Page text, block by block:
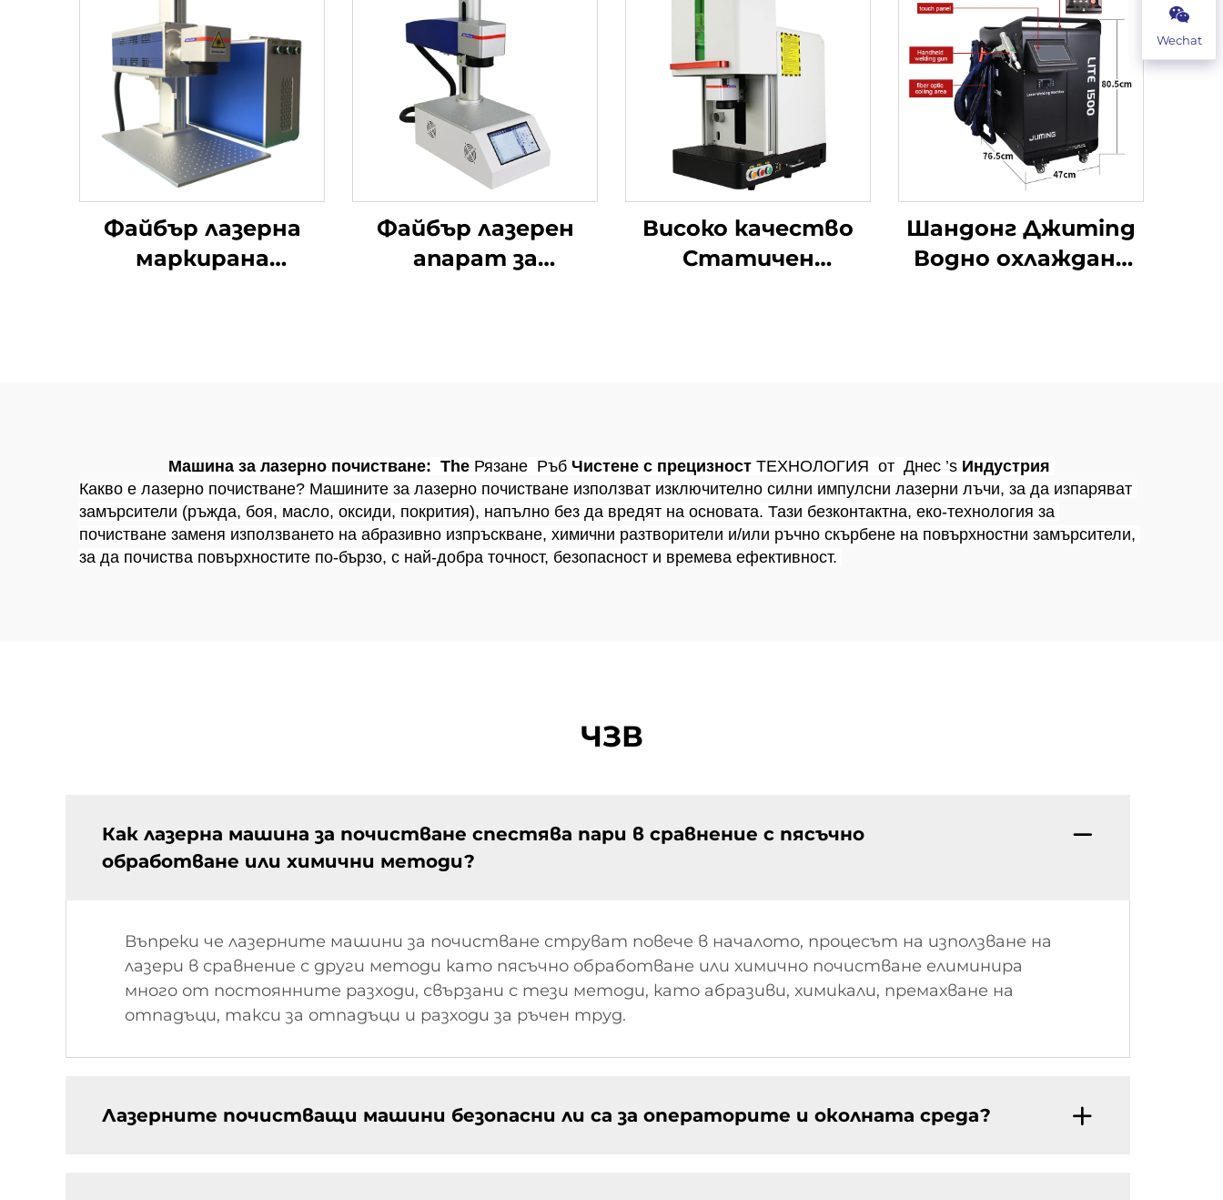
Файбър лазерна
маркирана
метални
материали
Файбър лазерен
апарат за
алуминий и други
метални
материали
Високо качество
Статичен
Шандонг Джuming
Водно охлаждане
Машина за лазерно почистване: The Рязане Ръб Чистене с прецизност ТЕХНОЛОГИЯ от Днес ’s Индустрия
Какво е лазерно почистване? Машините за лазерно почистване използват изключително силни импулсни лазерни лъчи, за да изпаряват
замърсители (ръжда, боя, масло, оксиди, покрития), напълно без да вредят на основата. Тази безконтактна, еко-технология за
почистване заменя използването на абразивно изпръскване, химични разтворители и/или ръчно скърбене на повърхностни замърсители,
за да почиства повърхностите по-бързо, с най-добра точност, безопасност и времева ефективност.
ЧЗВ
Как лазерна машина за почистване спестява пари в сравнение с пясъчно
обработване или химични методи?
Въпреки че лазерните машини за почистване струват повече в началото, процесът на използване на
лазери в сравнение с други методи като пясъчно обработване или химично почистване елиминира
много от постоянните разходи, свързани с тези методи, като абразиви, химикали, премахване на
отпадъци, такси за отпадъци и разходи за ръчен труд.
Лазерните почистващи машини безопасни ли са за операторите и околната среда?
Wechat